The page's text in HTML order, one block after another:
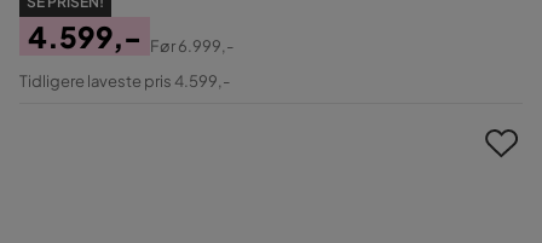
Pris
4.599,-
Original
Før6.999,-
Tidligere laveste pris 4.599,-